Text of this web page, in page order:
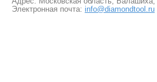
Электронная почта: info@diamondtool.ru